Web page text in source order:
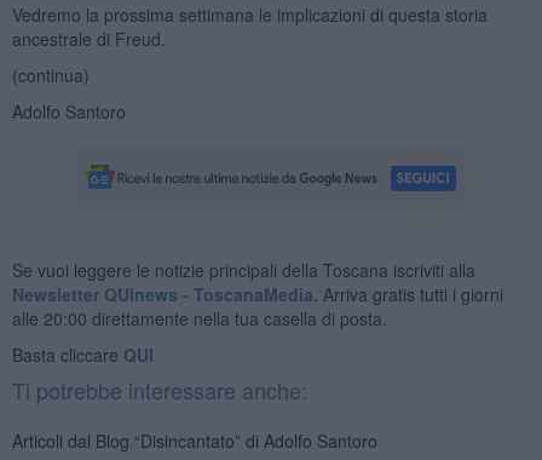
Vedremo la prossima settimana le implicazioni di questa storia
ancestrale di Freud.
(continua)
Adolfo Santoro
Se vuoi leggere le notizie principali della Toscana iscriviti alla
Newsletter QUInews - ToscanaMedia. Arriva gratis tutti i giorni
alle 20:00 direttamente nella tua casella di posta.
Basta cliccare QUI
Ti potrebbe interessare anche:
Articoli dal Blog “Disincantato” di Adolfo Santoro